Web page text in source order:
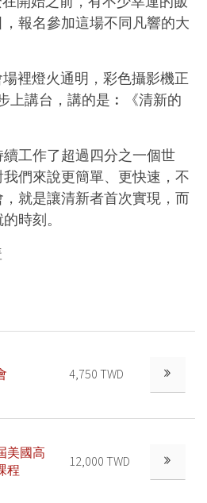
報名參加這場不同凡響的大
裡燈火通明，彩色攝影機正
上講台，講的是︰《清新的
工作了超過四分之一個世
們來說更簡單、更快速，不
就是讓清新者首次實現，而
時刻。
4,750 TWD
美國高
程
12,000 TWD